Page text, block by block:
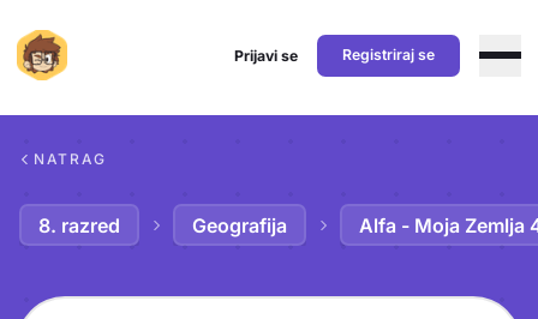
Prijavi se Registriraj se
NATRAG
8. razred Geografija Alfa - Moja Zemlja